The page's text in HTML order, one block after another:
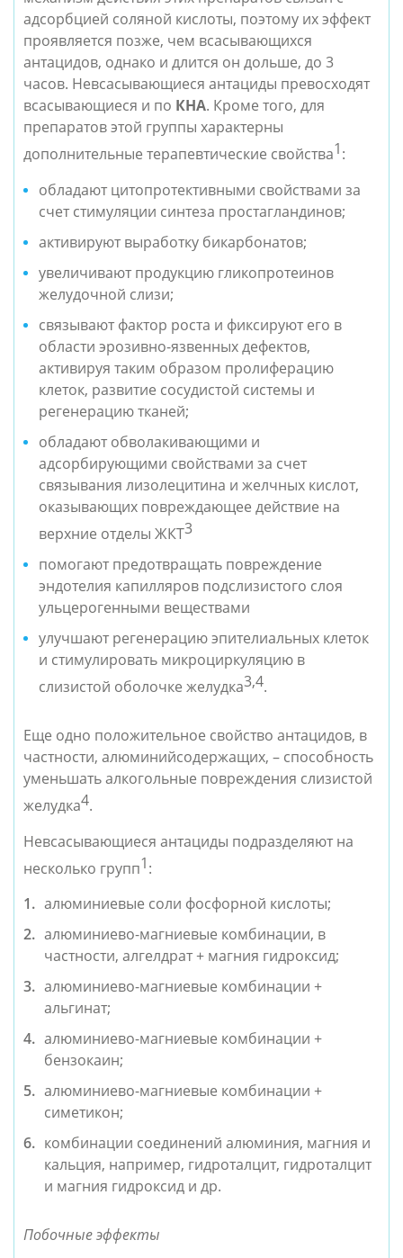
адсорбцией соляной кислоты, поэтому их эффект
проявляется позже, чем всасывающихся
антацидов, однако и длится он дольше, до 3
часов. Невсасывающиеся антациды превосходят
всасывающиеся и по КНА. Кроме того, для
препаратов этой группы характерны
дополнительные терапевтические свойства1:
обладают цитопротективными свойствами за
счет стимуляции синтеза простагландинов;
активируют выработку бикарбонатов;
увеличивают продукцию гликопротеинов
желудочной слизи;
связывают фактор роста и фиксируют его в
области эрозивно-язвенных дефектов,
активируя таким образом пролиферацию
клеток, развитие сосудистой системы и
регенерацию тканей;
обладают обволакивающими и
адсорбирующими свойствами за счет
связывания лизолецитина и желчных кислот,
оказывающих повреждающее действие на
верхние отделы ЖКТ3
помогают предотвращать повреждение
эндотелия капилляров подслизистого слоя
ульцерогенными веществами
улучшают регенерацию эпителиальных клеток
и стимулировать микроциркуляцию в
слизистой оболочке желудка3,4.
Еще одно положительное свойство антацидов, в
частности, алюминийсодержащих, – способность
уменьшать алкогольные повреждения слизистой
желудка4.
Невсасывающиеся антациды подразделяют на
несколько групп1:
алюминиевые соли фосфорной кислоты;
алюминиево-магниевые комбинации, в
частности, алгелдрат + магния гидроксид;
алюминиево-магниевые комбинации +
альгинат;
алюминиево-магниевые комбинации +
бензокаин;
алюминиево-магниевые комбинации +
симетикон;
комбинации соединений алюминия, магния и
кальция, например, гидроталцит, гидроталцит
и магния гидроксид и др.
Побочные эффекты